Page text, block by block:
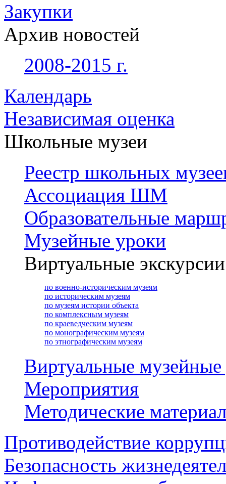
Закупки
Архив новостей
2008-2015 г.
Календарь
Независимая оценка
Школьные музеи
Реестр школьных
Ассоциация ШМ
Образовательные
Музейные уроки
Виртуальные экскурсии
по военно-историческим музеям
по историческим музеям
по музеям истории объекта
по комплексным музеям
по краеведческим музеям
по монографическим музеям
по этнографическим музеям
Виртуальные
Мероприятия
Методические
Противодействие
Безопасность